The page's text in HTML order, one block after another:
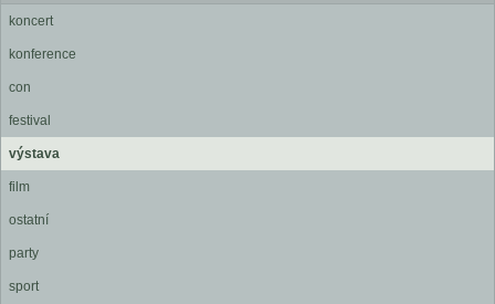
koncert
konference
con
festival
výstava
film
ostatní
party
sport